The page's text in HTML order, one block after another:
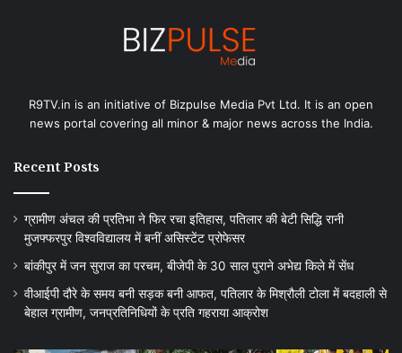
R9TV.in is an initiative of Bizpulse Media Pvt Ltd. It is an open
news portal covering all minor & major news across the India.
Recent Posts
ग्रामीण अंचल की प्रतिभा ने फिर रचा इतिहास, पतिलार की बेटी सिद्धि रानी
मुजफ्फरपुर विश्वविद्यालय में बनीं असिस्टेंट प्रोफेसर
बांकीपुर में जन सुराज का परचम, बीजेपी के 30 साल पुराने अभेद्य किले में सेंध
वीआईपी दौरे के समय बनी सड़क बनी आफत, पतिलार के मिश्रौली टोला में बदहाली से
बेहाल ग्रामीण, जनप्रतिनिधियों के प्रति गहराया आक्रोश